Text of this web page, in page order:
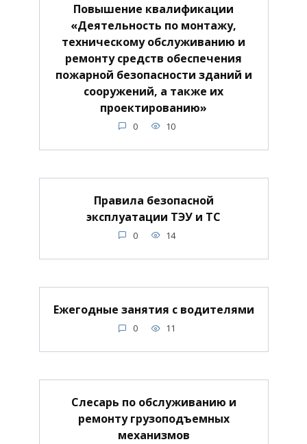
Повышение квалификации
«Деятельность по монтажу,
техническому обслуживанию и
ремонту средств обеспечения
пожарной безопасности зданий и
сооружений, а также их
проектированию»
0 10
Правила безопасной
эксплуатации ТЭУ и ТС
0 14
Ежегодные занятия с водителями
0 11
Слесарь по обслуживанию и
ремонту грузоподъемных
механизмов